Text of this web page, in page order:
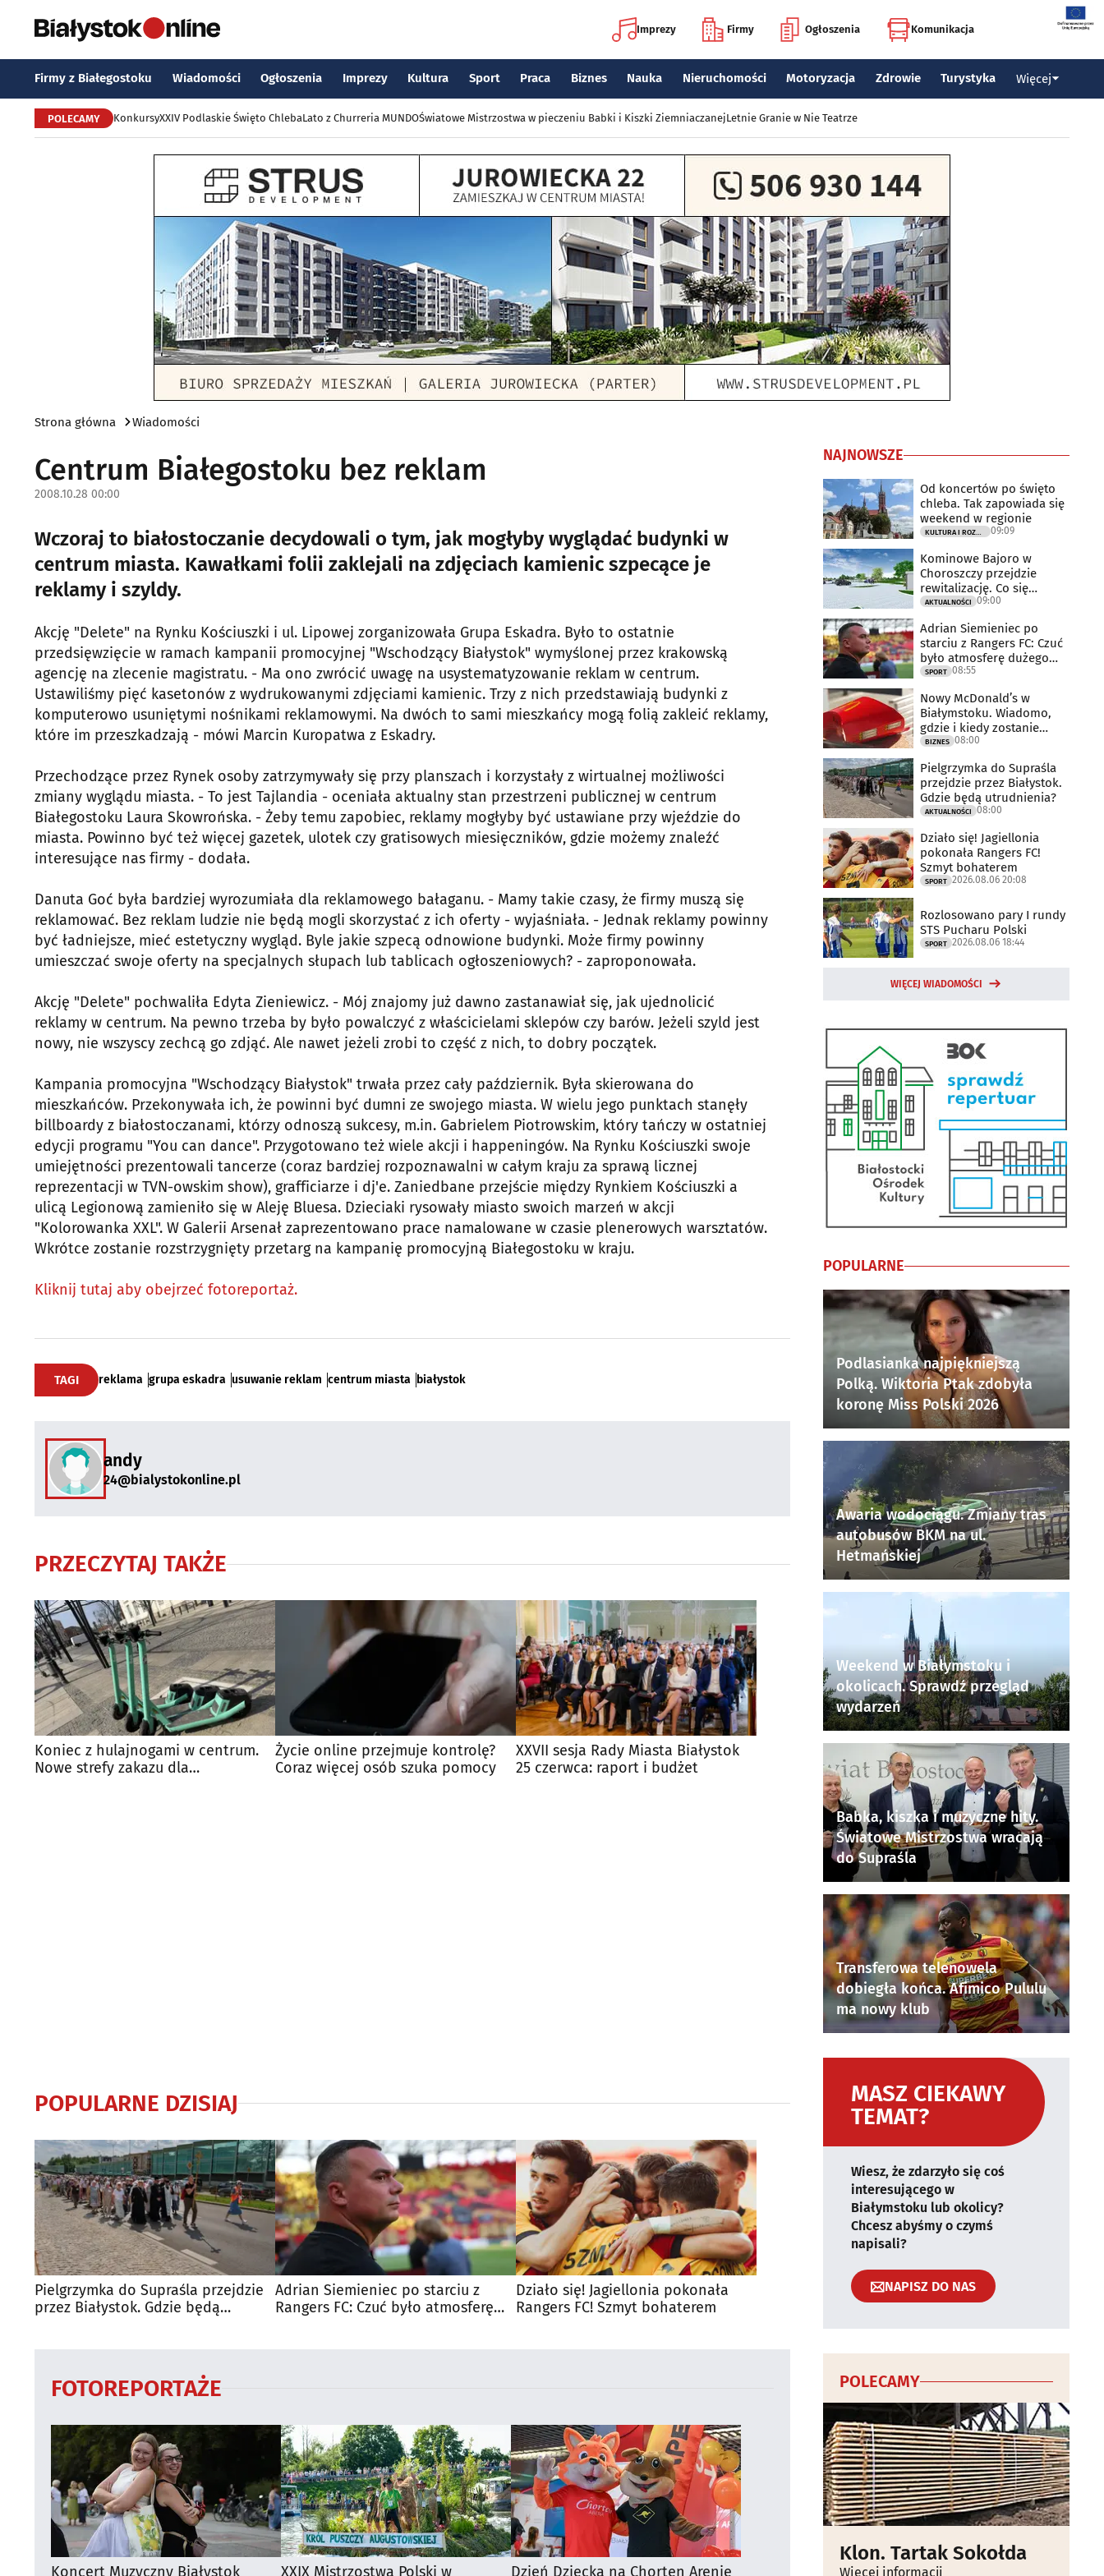
Imprezy Firmy Ogłoszenia Komunikacja
Firmy z Białegostoku Wiadomości Ogłoszenia Imprezy Kultura Sport Praca Biznes Nauka Nieruchomości Motoryzacja Zdrowie Turystyka Więcej
POLECAMY KonkursyXXIV Podlaskie Święto ChlebaLato z Churreria MUNDOŚwiatowe Mistrzostwa w pieczeniu Babki i Kiszki ZiemniaczanejLetnie Granie w Nie Teatrze
Strona główna Wiadomości
Centrum Białegostoku bez reklam
2008.10.28 00:00
Wczoraj to białostoczanie decydowali o tym, jak mogłyby wyglądać budynki w
centrum miasta. Kawałkami folii zaklejali na zdjęciach kamienic szpecące je
reklamy i szyldy.
Akcję "Delete" na Rynku Kościuszki i ul. Lipowej zorganizowała Grupa Eskadra. Było to ostatnie
przedsięwzięcie w ramach kampanii promocyjnej "Wschodzący Białystok" wymyślonej przez krakowską
agencję na zlecenie magistratu. - Ma ono zwrócić uwagę na usystematyzowanie reklam w centrum.
Ustawiliśmy pięć kasetonów z wydrukowanymi zdjęciami kamienic. Trzy z nich przedstawiają budynki z
komputerowo usuniętymi nośnikami reklamowymi. Na dwóch to sami mieszkańcy mogą folią zakleić reklamy,
które im przeszkadzają - mówi Marcin Kuropatwa z Eskadry.
Przechodzące przez Rynek osoby zatrzymywały się przy planszach i korzystały z wirtualnej możliwości
zmiany wyglądu miasta. - To jest Tajlandia - oceniała aktualny stan przestrzeni publicznej w centrum
Białegostoku Laura Skowrońska. - Żeby temu zapobiec, reklamy mogłyby być ustawiane przy wjeździe do
miasta. Powinno być też więcej gazetek, ulotek czy gratisowych miesięczników, gdzie możemy znaleźć
interesujące nas firmy - dodała.
Danuta Goć była bardziej wyrozumiała dla reklamowego bałaganu. - Mamy takie czasy, że firmy muszą się
reklamować. Bez reklam ludzie nie będą mogli skorzystać z ich oferty - wyjaśniała. - Jednak reklamy powinny
być ładniejsze, mieć estetyczny wygląd. Byle jakie szpecą odnowione budynki. Może firmy powinny
umieszczać swoje oferty na specjalnych słupach lub tablicach ogłoszeniowych? - zaproponowała.
Akcję "Delete" pochwaliła Edyta Zieniewicz. - Mój znajomy już dawno zastanawiał się, jak ujednolicić
reklamy w centrum. Na pewno trzeba by było powalczyć z właścicielami sklepów czy barów. Jeżeli szyld jest
nowy, nie wszyscy zechcą go zdjąć. Ale nawet jeżeli zrobi to część z nich, to dobry początek.
Kampania promocyjna "Wschodzący Białystok" trwała przez cały październik. Była skierowana do
mieszkańców. Przekonywała ich, że powinni być dumni ze swojego miasta. W wielu jego punktach stanęły
billboardy z białostoczanami, którzy odnoszą sukcesy, m.in. Gabrielem Piotrowskim, który tańczy w ostatniej
edycji programu "You can dance". Przygotowano też wiele akcji i happeningów. Na Rynku Kościuszki swoje
umiejętności prezentowali tancerze (coraz bardziej rozpoznawalni w całym kraju za sprawą licznej
reprezentacji w TVN-owskim show), grafficiarze i dj'e. Zaniedbane przejście między Rynkiem Kościuszki a
ulicą Legionową zamieniło się w Aleję Bluesa. Dzieciaki rysowały miasto swoich marzeń w akcji
"Kolorowanka XXL". W Galerii Arsenał zaprezentowano prace namalowane w czasie plenerowych warsztatów.
Wkrótce zostanie rozstrzygnięty przetarg na kampanię promocyjną Białegostoku w kraju.
Kliknij tutaj aby obejrzeć fotoreportaż.
TAGI reklama grupa eskadra usuwanie reklam centrum miasta białystok
andy
24@bialystokonline.pl
PRZECZYTAJ TAKŻE
Koniec z hulajnogami w centrum.
Nowe strefy zakazu dla
Życie online przejmuje kontrolę?
Coraz więcej osób szuka pomocy
XXVII sesja Rady Miasta Białystok
25 czerwca: raport i budżet
POPULARNE DZISIAJ
Pielgrzymka do Supraśla przejdzie
przez Białystok. Gdzie będą
Adrian Siemieniec po starciu z
Rangers FC: Czuć było atmosferę
Działo się! Jagiellonia pokonała
Rangers FC! Szmyt bohaterem
FOTOREPORTAŻE
Koncert Muzyczny Białystok
XXIX Mistrzostwa Polski w
Dzień Dziecka na Chorten Arenie
NAJNOWSZE
Od koncertów po święto
chleba. Tak zapowiada się
weekend w regionie
09:09
Kominowe Bajoro w
Choroszczy przejdzie
rewitalizację. Co się
zmieni?
AKTUALNOŚCI 09:00
Adrian Siemieniec po
starciu z Rangers FC: Czuć
było atmosferę dużego
meczu
SPORT 08:55
Nowy McDonald’s w
Białymstoku. Wiadomo,
gdzie i kiedy zostanie
otwarty
BIZNES 08:00
Pielgrzymka do Supraśla
przejdzie przez Białystok.
Gdzie będą utrudnienia?
AKTUALNOŚCI 08:00
Działo się! Jagiellonia
pokonała Rangers FC!
Szmyt bohaterem
SPORT 2026.08.06 20:08
Rozlosowano pary I rundy
STS Pucharu Polski
SPORT 2026.08.06 18:44
WIĘCEJ WIADOMOŚCI
POPULARNE
Podlasianka najpiękniejszą
Polką. Wiktoria Ptak zdobyła
koronę Miss Polski 2026
Awaria wodociągu. Zmiany tras
autobusów BKM na ul.
Hetmańskiej
Weekend w Białymstoku i
okolicach. Sprawdź przegląd
wydarzeń
Babka, kiszka i muzyczne hity.
Światowe Mistrzostwa wracają
do Supraśla
Transferowa telenowela
dobiegła końca. Afimico Pululu
ma nowy klub
MASZ CIEKAWY
TEMAT?
Wiesz, że zdarzyło się coś
interesującego w
Białymstoku lub okolicy?
Chcesz abyśmy o czymś
napisali?
NAPISZ DO NAS
POLECAMY
Klon. Tartak Sokołda
Więcej informacji